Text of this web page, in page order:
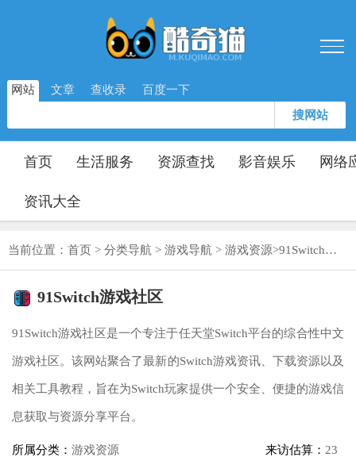
网站 文章 查收录 百度一下
搜网站
首页 生活服务 资源查找 影音娱乐 网络
资讯大全
当前位置： 首页 > 分类导航 > 游戏导航 > 游戏资源>91Switch游戏社区
91Switch游戏社区
91Switch游戏社区是一个专注于任天堂Switch平台的综合性中文
游戏社区。该网站聚合了最新的Switch游戏资讯、下载资源以及
相关工具教程，旨在为Switch玩家提供一个安全、便捷的游戏信
息获取与资源分享平台。
所属分类： 游戏资源 来访估算： 23